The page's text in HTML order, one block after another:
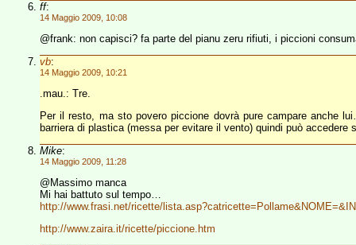
ff:
14 Maggio 2009, 10:08
@frank: non capisci? fa parte del pianu zeru rifiuti, i piccioni
vb:
14 Maggio 2009, 10:21
.mau.: Tre.
Per il resto, ma sto povero piccione dovrà pure campare anche
barriera di plastica (messa per evitare il vento) quindi può accedere
Mike:
14 Maggio 2009, 11:28
@Massimo manca
Mi hai battuto sul tempo…
http://www.frasi.net/ricette/
http://www.zaira.it/ricette/piccione.htm